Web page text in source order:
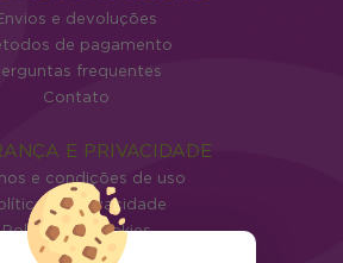
e devoluções
de pagamento
frequentes
Contato
E PRIVACIDADE
e condições de uso
de privacidade
Política de cookies